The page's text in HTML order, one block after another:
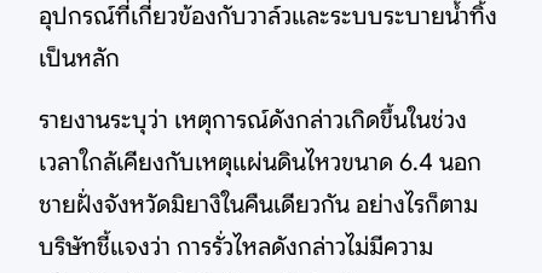
อุปกรณ์ที่เกี่ยวข้องกับวาล์วและระบบระบายน้ำทิ้ง
เป็นหลัก
รายงานระบุว่า เหตุการณ์ดังกล่าวเกิดขึ้นในช่วง
เวลาใกล้เคียงกับเหตุแผ่นดินไหวขนาด 6.4 นอก
ชายฝั่งจังหวัดมิยางิในคืนเดียวกัน อย่างไรก็ตาม
บริษัทชี้แจงว่า การรั่วไหลดังกล่าวไม่มีความ